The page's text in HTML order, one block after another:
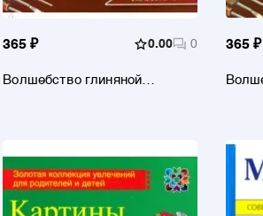
365 ₽ 0.00 0
Волшебство глиняной
365 ₽